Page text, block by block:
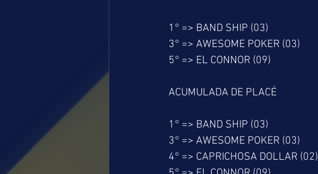
1° => BAND SHIP (03)
3° => AWESOME POKER (03)
5° => EL CONNOR (09)
ACUMULADA DE PLACÉ
1° => BAND SHIP (03)
3° => AWESOME POKER (03)
4° => CAPRICHOSA DOLLAR (02)